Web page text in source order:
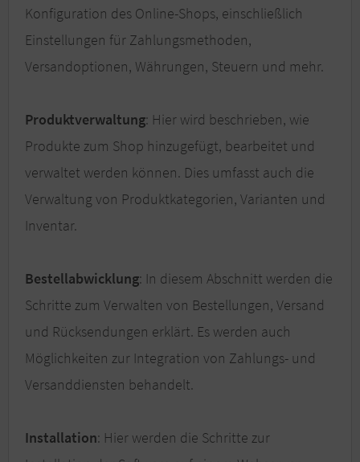
Konfiguration des Online-Shops, einschließlich
Einstellungen für Zahlungsmethoden,
Versandoptionen, Währungen, Steuern und mehr.
Produktverwaltung: Hier wird beschrieben, wie
Produkte zum Shop hinzugefügt, bearbeitet und
verwaltet werden können. Dies umfasst auch die
Verwaltung von Produktkategorien, Varianten und
Inventar.
Bestellabwicklung: In diesem Abschnitt werden die
Schritte zum Verwalten von Bestellungen, Versand
und Rücksendungen erklärt. Es werden auch
Möglichkeiten zur Integration von Zahlungs- und
Versanddiensten behandelt.
Installation: Hier werden die Schritte zur